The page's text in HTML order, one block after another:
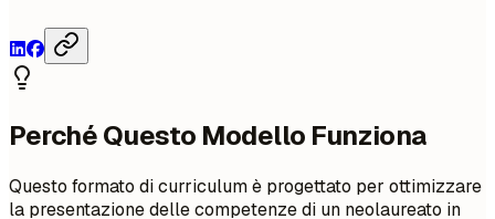
Perché Questo Modello Funziona
Questo formato di curriculum è progettato per ottimizzare
la presentazione delle competenze di un neolaureato in